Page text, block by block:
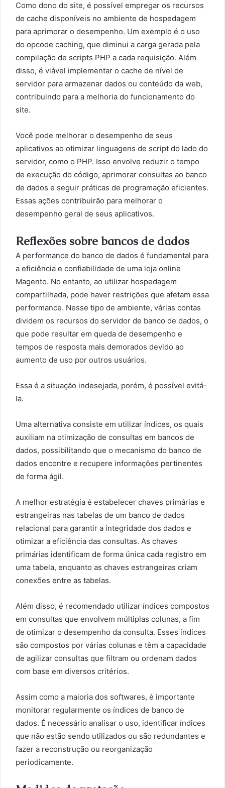
Como dono do site, é possível empregar os recursos
de cache disponíveis no ambiente de hospedagem
para aprimorar o desempenho. Um exemplo é o uso
do opcode caching, que diminui a carga gerada pela
compilação de scripts PHP a cada requisição. Além
disso, é viável implementar o cache de nível de
servidor para armazenar dados ou conteúdo da web,
contribuindo para a melhoria do funcionamento do
site.
Você pode melhorar o desempenho de seus
aplicativos ao otimizar linguagens de script do lado do
servidor, como o PHP. Isso envolve reduzir o tempo
de execução do código, aprimorar consultas ao banco
de dados e seguir práticas de programação eficientes.
Essas ações contribuirão para melhorar o
desempenho geral de seus aplicativos.
Reflexões sobre bancos de dados
A performance do banco de dados é fundamental para
a eficiência e confiabilidade de uma loja online
Magento. No entanto, ao utilizar hospedagem
compartilhada, pode haver restrições que afetam essa
performance. Nesse tipo de ambiente, várias contas
dividem os recursos do servidor de banco de dados, o
que pode resultar em queda de desempenho e
tempos de resposta mais demorados devido ao
aumento de uso por outros usuários.
Essa é a situação indesejada, porém, é possível evitá-
la.
Uma alternativa consiste em utilizar índices, os quais
auxiliam na otimização de consultas em bancos de
dados, possibilitando que o mecanismo do banco de
dados encontre e recupere informações pertinentes
de forma ágil.
A melhor estratégia é estabelecer chaves primárias e
estrangeiras nas tabelas de um banco de dados
relacional para garantir a integridade dos dados e
otimizar a eficiência das consultas. As chaves
primárias identificam de forma única cada registro em
uma tabela, enquanto as chaves estrangeiras criam
conexões entre as tabelas.
Além disso, é recomendado utilizar índices compostos
em consultas que envolvem múltiplas colunas, a fim
de otimizar o desempenho da consulta. Esses índices
são compostos por várias colunas e têm a capacidade
de agilizar consultas que filtram ou ordenam dados
com base em diversos critérios.
Assim como a maioria dos softwares, é importante
monitorar regularmente os índices de banco de
dados. É necessário analisar o uso, identificar índices
que não estão sendo utilizados ou são redundantes e
fazer a reconstrução ou reorganização
periodicamente.